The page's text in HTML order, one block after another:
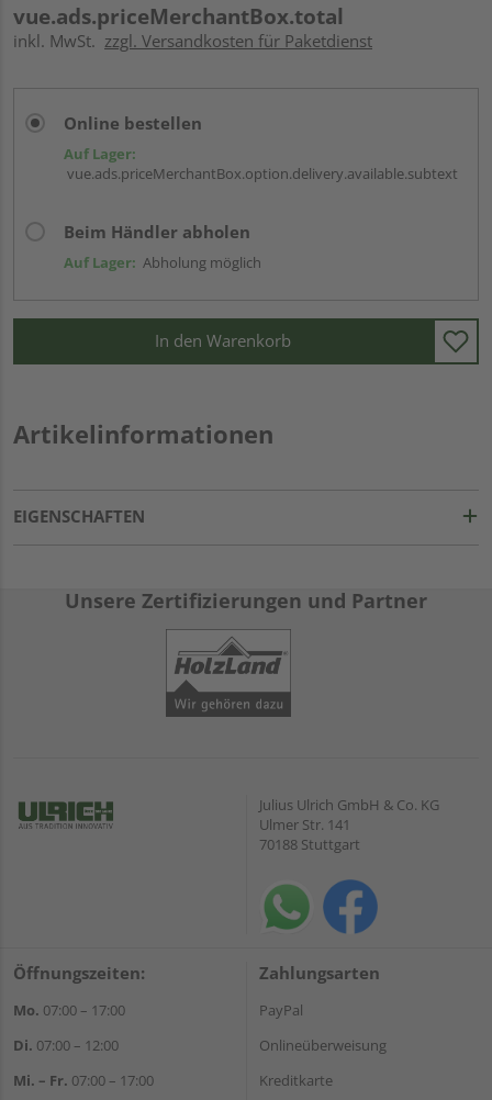
vue.ads.priceMerchantBox.total
inkl. MwSt. zzgl. Versandkosten für Paketdienst
Online bestellen
Auf Lager:
vue.ads.priceMerchantBox.option.delivery.available.subtext
Beim Händler abholen
Auf Lager: Abholung möglich
In den Warenkorb
Artikelinformationen
EIGENSCHAFTEN
Unsere Zertifizierungen und Partner
Julius Ulrich GmbH & Co. KG
Ulmer Str. 141
70188 Stuttgart
Öffnungszeiten:
Mo. 07:00 – 17:00
Di. 07:00 – 12:00
Mi. – Fr. 07:00 – 17:00
Zahlungsarten
PayPal
Onlineüberweisung
Kreditkarte